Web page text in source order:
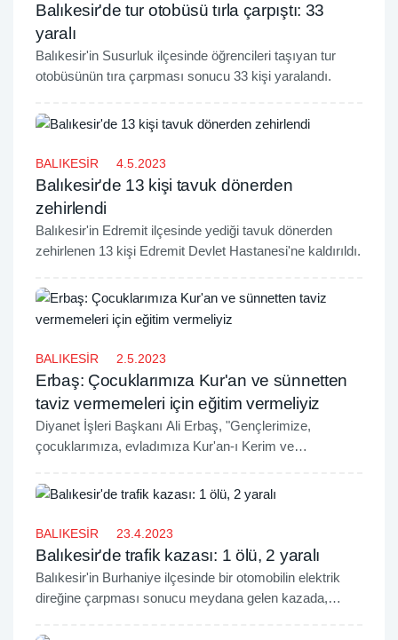
Balıkesir'de tur otobüsü tırla çarpıştı: 33
yaralı
Balıkesir'in Susurluk ilçesinde öğrencileri taşıyan tur
otobüsünün tıra çarpması sonucu 33 kişi yaralandı.
BALIKESİR 4.5.2023
Balıkesir'de 13 kişi tavuk dönerden
zehirlendi
Balıkesir'in Edremit ilçesinde yediği tavuk dönerden
zehirlenen 13 kişi Edremit Devlet Hastanesi'ne kaldırıldı.
BALIKESİR 2.5.2023
Erbaş: Çocuklarımıza Kur'an ve sünnetten
taviz vermemeleri için eğitim vermeliyiz
Diyanet İşleri Başkanı Ali Erbaş, "Gençlerimize,
çocuklarımıza, evladımıza Kur'an-ı Kerim ve
taviz vermemeleri için eğitim vermeliyiz." dedi
BALIKESİR 23.4.2023
Balıkesir'de trafik kazası: 1 ölü, 2 yaralı
Balıkesir'in Burhaniye ilçesinde bir otomobilin elektrik
direğine çarpması sonucu meydana gelen kazada,